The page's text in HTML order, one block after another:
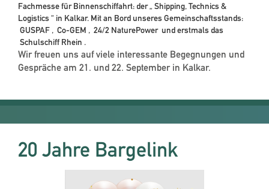
Fachmesse für Binnenschiffahrt: der „ Shipping, Technics &
Logistics “ in Kalkar. Mit an Bord unseres Gemeinschaftsstands:
GUSPAF , Co-GEM , 24/2 NaturePower und erstmals das
Schulschiff Rhein .
Wir freuen uns auf viele interessante Begegnungen und
Gespräche am 21. und 22. September in Kalkar.
20 Jahre Bargelink